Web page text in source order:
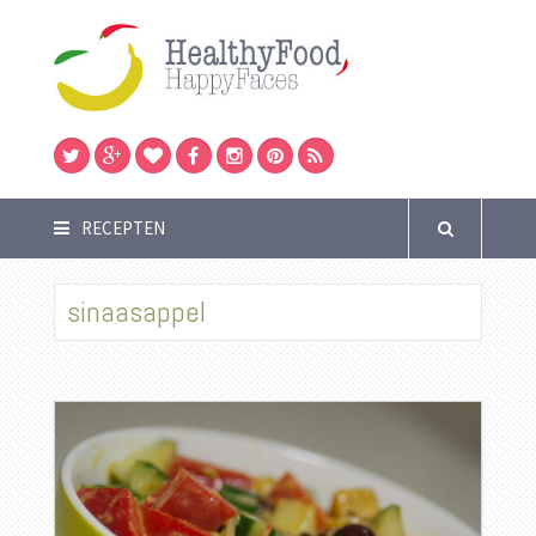
RECEPTEN
sinaasappel